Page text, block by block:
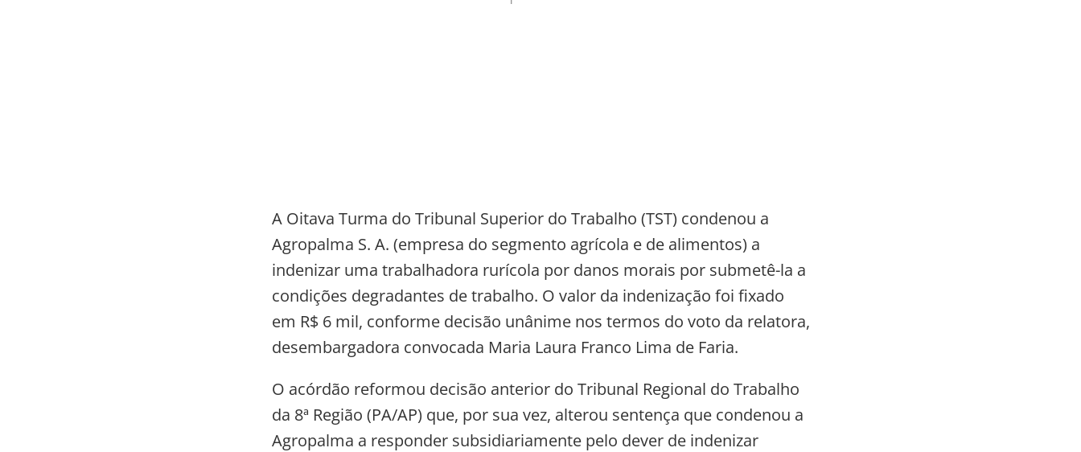
A Oitava Turma do Tribunal Superior do Trabalho (TST) condenou a
Agropalma S. A. (empresa do segmento agrícola e de alimentos) a
indenizar uma trabalhadora rurícola por danos morais por submetê-la a
condições degradantes de trabalho. O valor da indenização foi fixado
em R$ 6 mil, conforme decisão unânime nos termos do voto da relatora,
desembargadora convocada Maria Laura Franco Lima de Faria.
O acórdão reformou decisão anterior do Tribunal Regional do Trabalho
da 8ª Região (PA/AP) que, por sua vez, alterou sentença que condenou a
Agropalma a responder subsidiariamente pelo dever de indenizar